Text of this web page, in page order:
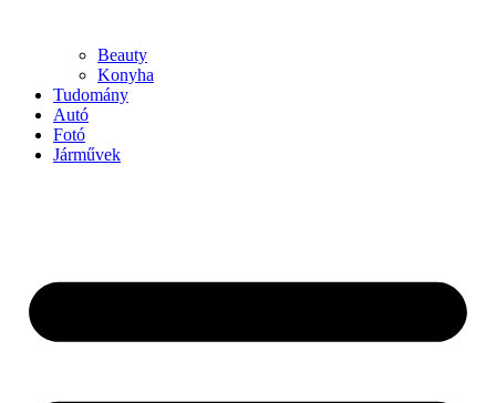
Beauty
Konyha
Tudomány
Autó
Fotó
Járművek